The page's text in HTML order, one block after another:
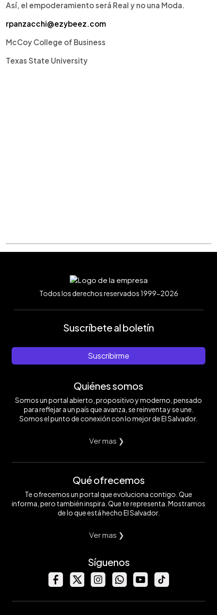
Así, el empoderamiento será Real y no una Moda.
rpanzacchi@ezybeez.com
McCoy College of Business
Texas State University
Todos los derechos reservados 1999-2026
Suscríbete al boletín
Suscribirme
Quiénes somos
Somos un portal abierto, propositivo y moderno, pensado
para reflejar a un país que avanza, se reinventa y se une.
Somos el punto de conexión con lo mejor de El Salvador.
Ver mas ❯
Qué ofrecemos
Te ofrecemos un portal que evoluciona contigo. Que
informa, pero también inspira. Que te representa. Mostramos
de lo que está hecho El Salvador.
Ver mas ❯
Síguenos